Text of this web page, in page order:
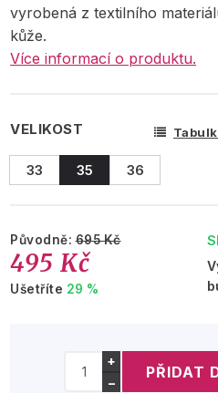
vyrobená z textilního
kůže.
Více informací o produktu.
VELIKOST
33 35 36
Původně:695 Kč
495 Kč
Ušetříte 29 %
+
−